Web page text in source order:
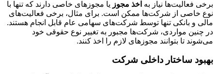
برخی فعالیت‌ها نیاز به اخذ مجوز یا مجوزهای خاصی دارند که تنها با
نوع خاصی از شرکت‌ها ممکن است. برای مثال، برخی فعالیت‌های
مالی و بانکی تنها توسط شرکت‌های سهامی عام قابل انجام هستند.
در چنین مواردی، شرکت‌ها مجبور به تغییر نوع حقوقی خود
می‌شوند تا بتوانند مجوزهای لازم را اخذ کنند.
بهبود ساختار داخلی شرکت